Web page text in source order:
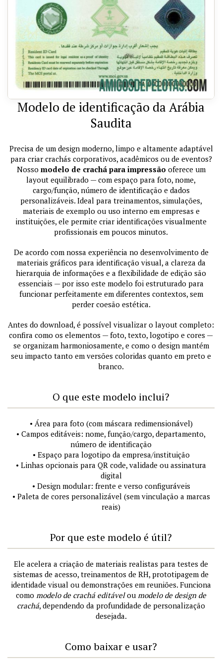
Modelo de identificação da Arábia
Saudita
Precisa de um design moderno, limpo e altamente adaptável
para criar crachás corporativos, acadêmicos ou de eventos?
Nosso modelo de crachá para impressão oferece um
layout equilibrado — com espaço para foto, nome,
cargo/função, número de identificação e dados
personalizáveis. Ideal para treinamentos, simulações,
materiais de exemplo ou uso interno em empresas e
instituições, ele permite criar identificações visualmente
profissionais em poucos minutos.
De acordo com nossa experiência no desenvolvimento de
materiais gráficos para identificação visual, a clareza da
hierarquia de informações e a flexibilidade de edição são
essenciais — por isso este modelo foi estruturado para
funcionar perfeitamente em diferentes contextos, sem
perder coesão estética.
Antes do download, é possível visualizar o layout completo:
confira como os elementos — foto, texto, logotipo e cores —
se organizam harmoniosamente, e como o design mantém
seu impacto tanto em versões coloridas quanto em preto e
branco.
O que este modelo inclui?
• Área para foto (com máscara redimensionável)
• Campos editáveis: nome, função/cargo, departamento,
número de identificação
• Espaço para logotipo da empresa/instituição
• Linhas opcionais para QR code, validade ou assinatura
digital
• Design modular: frente e verso configuráveis
• Paleta de cores personalizável (sem vinculação a marcas
reais)
Por que este modelo é útil?
Ele acelera a criação de materiais realistas para testes de
sistemas de acesso, treinamentos de RH, prototipagem de
identidade visual ou demonstrações em reuniões. Funciona
como modelo de crachá editávelou modelo de design de
crachá, dependendo da profundidade de personalização
desejada.
Como baixar e usar?